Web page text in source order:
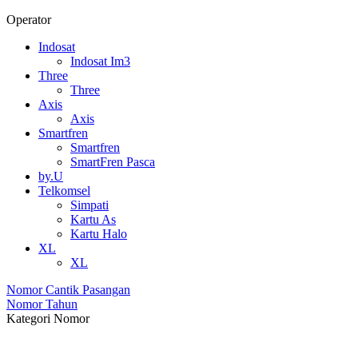
Operator
Indosat
Indosat Im3
Three
Three
Axis
Axis
Smartfren
Smartfren
SmartFren Pasca
by.U
Telkomsel
Simpati
Kartu As
Kartu Halo
XL
XL
Nomor Cantik Pasangan
Nomor Tahun
Kategori Nomor